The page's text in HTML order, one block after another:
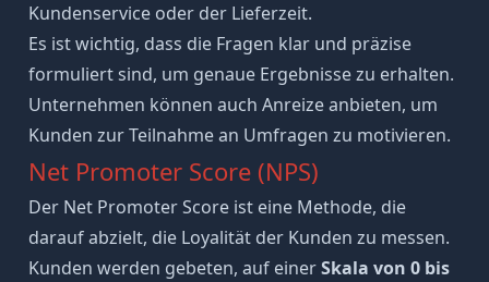
Kundenservice oder der Lieferzeit.
Es ist wichtig, dass die Fragen klar und präzise
formuliert sind, um genaue Ergebnisse zu erhalten.
Unternehmen können auch Anreize anbieten, um
Kunden zur Teilnahme an Umfragen zu motivieren.
Net Promoter Score (NPS)
Der Net Promoter Score ist eine Methode, die
darauf abzielt, die Loyalität der Kunden zu messen.
Kunden werden gebeten, auf einerSkala von 0 bis